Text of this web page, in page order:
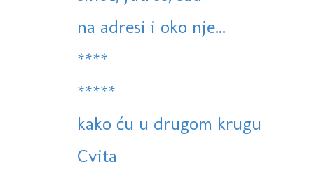
na adresi i oko nje...
****
*****
kako ću u drugom krugu
Cvita